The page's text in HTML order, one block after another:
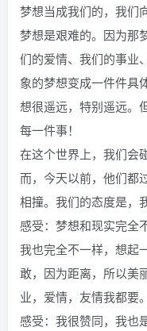
梦想当成我们的，我们
梦想是艰难的。因为那
们的爱情、我们的事业
象的梦想变成一件件具
想很遥远，特别遥远。
每一件事！
在这个世界上，我们会
而，今天以前，他们都
相撞。我们的态度是，
感受：梦想和现实完全
我也完全不一样，想起
敢，因为距离，所以美
业，爱情，友情我都要。
感受：我很赞同，我也